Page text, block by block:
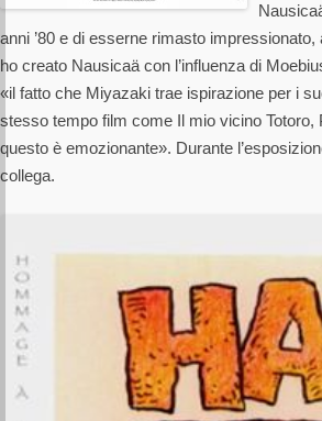
anni ’80 e di esserne rimasto
ho creato Nausicaä con l’influenza di
«il fatto che Miyazaki trae ispirazione per i
stesso tempo film come Il mio vicino
questo è emozionante». Durante
collega.